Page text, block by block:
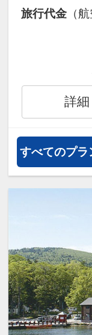
にも最
旅行
泊・
フラ
JAL
ル50%
オプ
通・体
約）が
3～5
用料と
旅行代金 （
詳細
すべてのプラ